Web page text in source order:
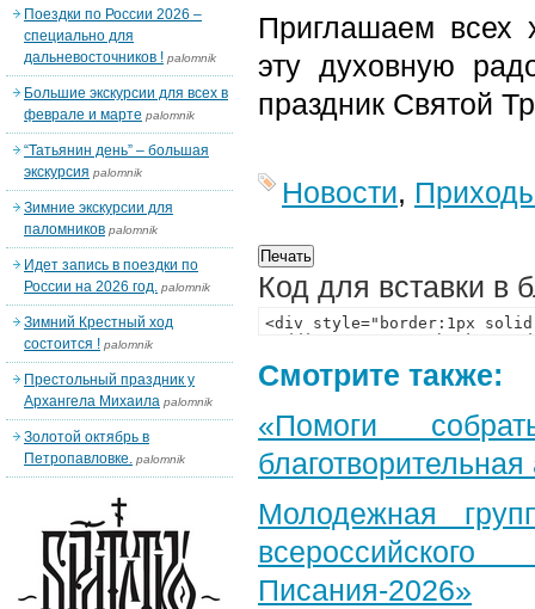
Приглашаем всех
эту духовную
праздник Святой
Новости,
Код для вставки в
Смотрите также:
«Помоги
Молодежная
Писания-2026»
Поездки по России 2026 –
специально для
дальневосточников ! palomnik
Большие экскурсии для всех в
феврале и марте palomnik
“Татьянин день” – большая
экскурсия palomnik
Зимние экскурсии для
паломников palomnik
Идет запись в поездки по
России на 2026 год. palomnik
Зимний Крестный ход
состоится ! palomnik
Престольный праздник у
Архангела Михаила palomnik
Золотой октябрь в
Петропавловке. palomnik